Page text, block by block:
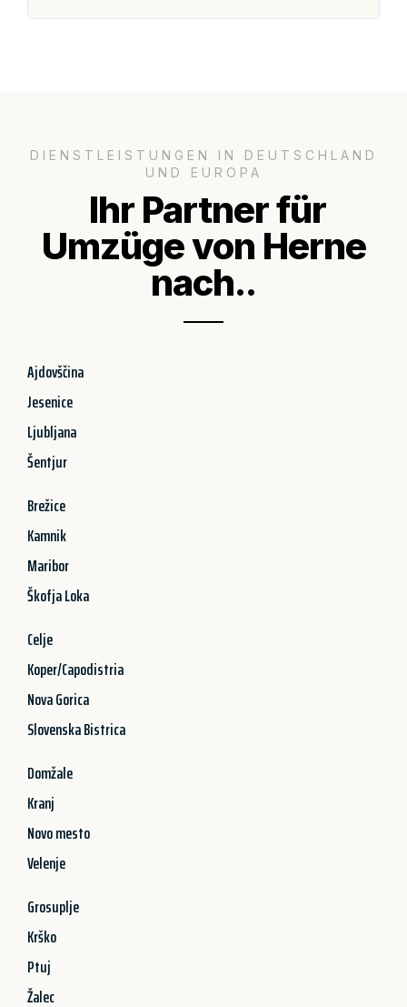
DIENSTLEISTUNGEN IN DEUTSCHLAND
UND EUROPA
Ihr Partner für
Umzüge von Herne
nach..
Ajdovščina
Jesenice
Ljubljana
Šentjur
Brežice
Kamnik
Maribor
Škofja Loka
Celje
Koper/Capodistria
Nova Gorica
Slovenska Bistrica
Domžale
Kranj
Novo mesto
Velenje
Grosuplje
Krško
Ptuj
Žalec